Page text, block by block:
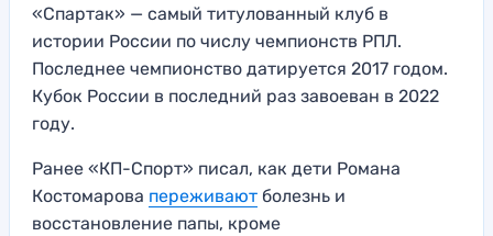
«Спартак» — самый титулованный клуб в
истории России по числу чемпионств РПЛ.
Последнее чемпионство датируется 2017 годом.
Кубок России в последний раз завоеван в 2022
году.
Ранее «КП-Спорт» писал, как дети Романа
Костомарова переживают болезнь и
восстановление папы, кроме